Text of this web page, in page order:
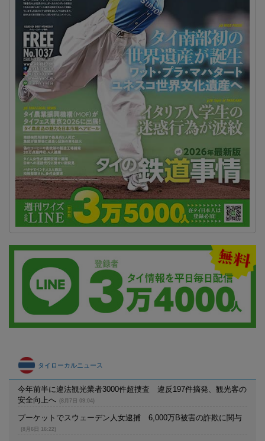
タイローカルニュース
今年前半に違法観光業者3000件超捜査 違反197件摘発、観光客の
安全向上へ
(8月7日 09:04)
プーケットでスウェーデン人女逮捕 6,000万B被害の詐欺に関与
(8月6日 16:22)